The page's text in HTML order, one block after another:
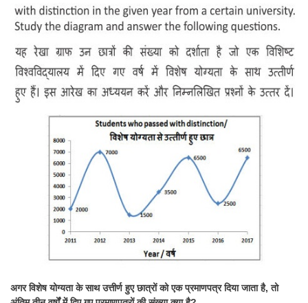
अगर विशेष योग्यता के साथ उत्तीर्ण हुए छात्रों को एक प्रमाणपत्र दिया जाता है, तो